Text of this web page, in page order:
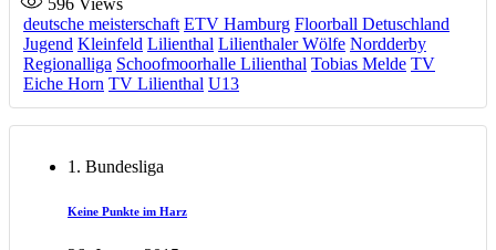
deutsche meisterschaft ETV Hamburg Floorball Detuschland
Jugend Kleinfeld Lilienthal Lilienthaler Wölfe Nordderby
Regionalliga Schoofmoorhalle Lilienthal Tobias Melde TV
Eiche Horn TV Lilienthal U13
1. Bundesliga
Keine Punkte im Harz